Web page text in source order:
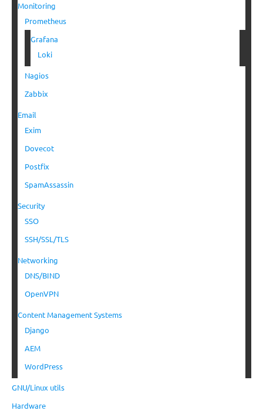
Monitoring
Prometheus
Grafana
Loki
Nagios
Zabbix
Email
Exim
Dovecot
Postfix
SpamAssassin
Security
SSO
SSH/SSL/TLS
Networking
DNS/BIND
OpenVPN
Content Management Systems
Django
AEM
WordPress
GNU/Linux utils
Hardware